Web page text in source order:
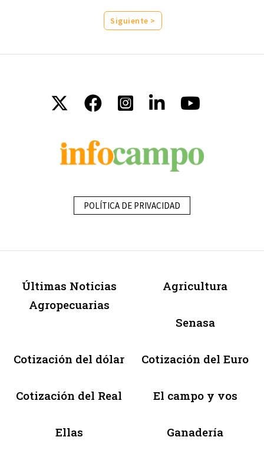
Siguiente >
POLÍTICA DE PRIVACIDAD
Últimas Noticias
Agropecuarias
Agricultura
Senasa
Cotización del dólar Cotización del Euro
Cotización del Real El campo y vos
Ellas Ganadería